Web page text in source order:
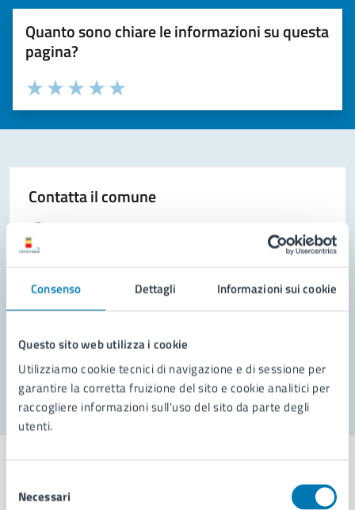
Consenso Dettagli Informazioni sui cookie
Questo sito web utilizza i cookie
Utilizziamo cookie tecnici di navigazione e di sessione per
garantire la corretta fruizione del sito e cookie analitici per
raccogliere informazioni sull'uso del sito da parte degli
utenti.
delNecessari
Quanto sono chiare le informazioni su questa
pagina?
Valuta la chiarezza delle informazioni (da 1 a 5 stelle)
Seleziona il numero di stelle per valutare la chiarezza delle
Valuta 5 stelle su 5
Valuta 4 stelle su 5
Valuta 3 stelle su 5
Valuta 2 stelle su 5
Valuta 1 stelle su 5
Contatta il comune
Prenota appuntamento
Problemi in città
Segnala disservizio